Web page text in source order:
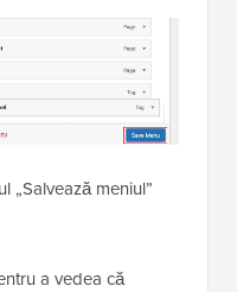
„Salvează meniul”
a vedea că